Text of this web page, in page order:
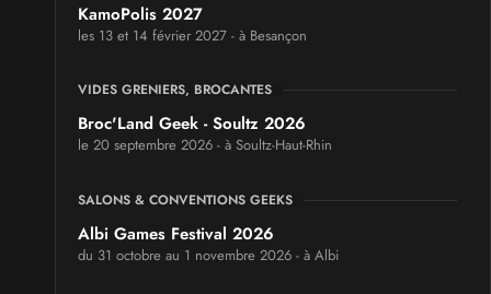
KamoPolis 2027
les 13 et 14 février 2027 - à Besançon
VIDES GRENIERS, BROCANTES
Broc'Land Geek - Soultz 2026
le 20 septembre 2026 - à Soultz-Haut-Rhin
SALONS & CONVENTIONS GEEKS
Albi Games Festival 2026
du 31 octobre au 1 novembre 2026 - à Albi